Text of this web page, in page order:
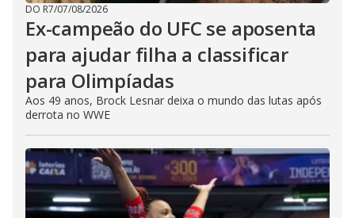
DO R7/07/08/2026
Ex-campeão do UFC se aposenta
para ajudar filha a classificar
para Olimpíadas
Aos 49 anos, Brock Lesnar deixa o mundo das lutas após
derrota no WWE